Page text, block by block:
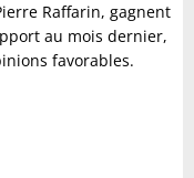
Raffarin, gagnent
au mois dernier,
favorables.